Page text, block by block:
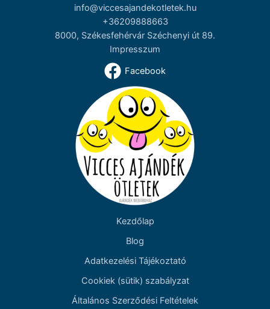
info@viccesajandekotletek.hu
+36209888663
8000, Székesfehérvár Széchenyi út 89.
Impresszum
Facebook
Kezdőlap
Blog
Adatkezelési Tájékoztató
Cookiek (sütik) szabályzat
Általános Szerződési Feltételek